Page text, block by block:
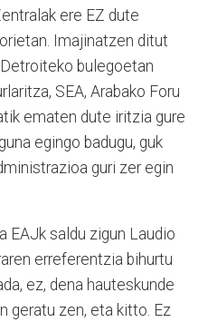
ere EZ dute
Imajinatzen ditut
bulegoetan
SEA, Arabako Foru
ematen dute iritzia gure
egingo badugu, guk
guri zer egin
EAJk saldu zigun Laudio
erreferentzia bihurtu
ez, dena hauteskunde
geratu zen, eta kitto. Ez